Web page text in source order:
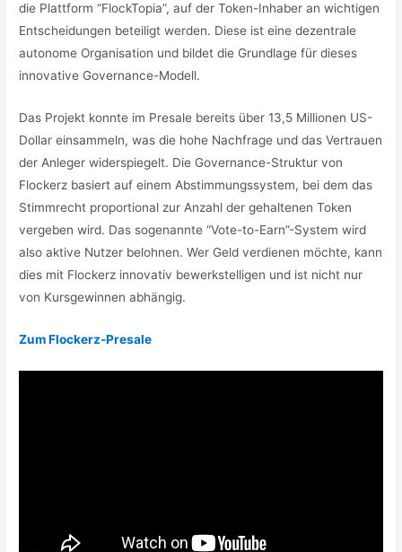
die Plattform “FlockTopia”, auf der Token-Inhaber an wichtigen
Entscheidungen beteiligt werden. Diese ist eine dezentrale
autonome Organisation und bildet die Grundlage für dieses
innovative Governance-Modell.
Das Projekt konnte im Presale bereits über 13,5 Millionen US-
Dollar einsammeln, was die hohe Nachfrage und das Vertrauen
der Anleger widerspiegelt. Die Governance-Struktur von
Flockerz basiert auf einem Abstimmungssystem, bei dem das
Stimmrecht proportional zur Anzahl der gehaltenen Token
vergeben wird. Das sogenannte “Vote-to-Earn”-System wird
also aktive Nutzer belohnen. Wer Geld verdienen möchte, kann
dies mit Flockerz innovativ bewerkstelligen und ist nicht nur
von Kursgewinnen abhängig.
Zum Flockerz-Presale